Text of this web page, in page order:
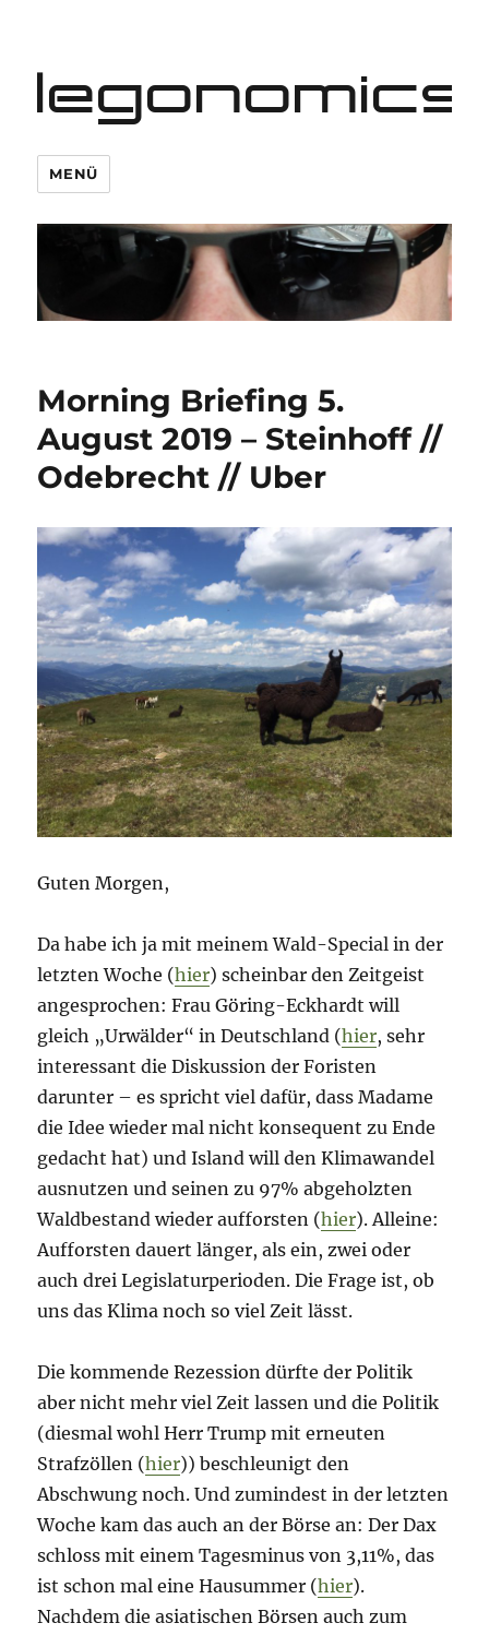
legonomics
MENÜ
Morning Briefing 5.
August 2019 – Steinhoff //
Odebrecht // Uber
Guten Morgen,
Da habe ich ja mit meinem Wald-Special in der
letzten Woche (hier) scheinbar den Zeitgeist
angesprochen: Frau Göring-Eckhardt will
gleich „Urwälder“ in Deutschland (hier, sehr
interessant die Diskussion der Foristen
darunter – es spricht viel dafür, dass Madame
die Idee wieder mal nicht konsequent zu Ende
gedacht hat) und Island will den Klimawandel
ausnutzen und seinen zu 97% abgeholzten
Waldbestand wieder aufforsten (hier). Alleine:
Aufforsten dauert länger, als ein, zwei oder
auch drei Legislaturperioden. Die Frage ist, ob
uns das Klima noch so viel Zeit lässt.
Die kommende Rezession dürfte der Politik
aber nicht mehr viel Zeit lassen und die Politik
(diesmal wohl Herr Trump mit erneuten
Strafzöllen (hier)) beschleunigt den
Abschwung noch. Und zumindest in der letzten
Woche kam das auch an der Börse an: Der Dax
schloss mit einem Tagesminus von 3,11%, das
ist schon mal eine Hausummer (hier).
Nachdem die asiatischen Börsen auch zum